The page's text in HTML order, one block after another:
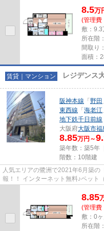
8.5万
(管理費
敷：9.3
所在階
間取り
面積：
賃貸｜マンション レジデンス
阪神本線 「 野田
東西線 「 海老江
地下鉄千日前線
大阪府大阪市福
8.85万円～
築年数：築5年
階数：10階建
人気エリアの鷺洲で2021年6月築の
報！！ インターネット無料♪ペット
8.85
(管理費
敷：0
所在階